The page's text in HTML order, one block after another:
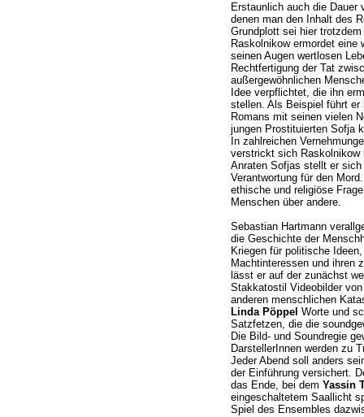
Erstaunlich auch die Dauer
denen man den Inhalt des
Grundplott sei hier
Raskolnikow ermordet eine
seinen Augen wertlosen
Rechtfertigung der Tat
außergewöhnlichen
Idee verpflichtet, die ihn
stellen. Als Beispiel führt er
Romans mit seinen vielen
jungen Prostituierten Sofja
In zahlreichen
verstrickt sich Raskolnikow
Anraten Sofjas stellt er
Verantwortung für den
ethische und religiöse
Menschen über andere.
Sebastian Hartmann
die Geschichte der
Kriegen für politische
Machtinteressen und ihren
lässt er auf der zunächst
Stakkatostil Videobilder
anderen menschlichen
Linda Pöppel Worte und
Satzfetzen, die die
Die Bild- und Soundregie
DarstellerInnen werden zu
Jeder Abend soll anders
der Einführung versichert.
das Ende, bei dem Yassin
eingeschaltetem Saallicht
Spiel des Ensembles